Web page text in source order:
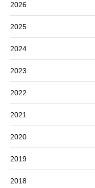
2026
2025
2024
2023
2022
2021
2020
2019
2018